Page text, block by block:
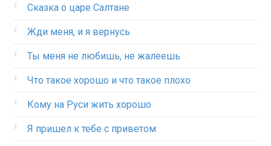
Сказка о царе Салтане
Жди меня, и я вернусь
Ты меня не любишь, не жалеешь
Что такое хорошо и что такое плохо
Кому на Руси жить хорошо
Я пришел к тебе с приветом